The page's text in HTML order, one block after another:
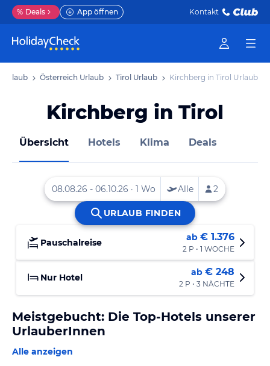
% Deals App öffnen Kontakt
Urlaub Österreich Urlaub Tirol Urlaub Kirchberg in Tirol Urlaub
Kirchberg in Tirol
Übersicht Hotels Klima Deals
Pauschalreise ab € 1.376
2 P • 1 WOCHE
Nur Hotel ab € 248
2 P • 3 NÄCHTE
Meistgebucht: Die Top-Hotels unserer
UrlauberInnen
Alle anzeigen